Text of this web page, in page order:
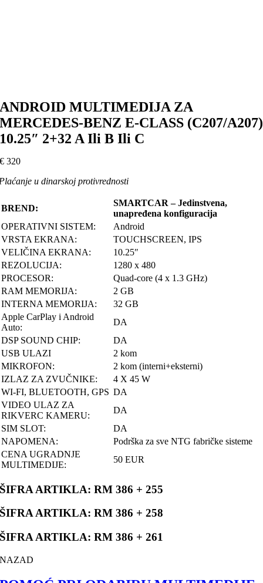
ANDROID MULTIMEDIJA ZA
MERCEDES-BENZ E-CLASS (C207/A207)
10.25″ 2+32 A Ili B Ili C
€ 320
u dinarskoj protivrednosti
BREND:
SMARTCAR – Jedinstvena,
unapređena konfiguracija
OPERATIVNI SISTEM:
Android
VRSTA EKRANA:
TOUCHSCREEN, IPS
VELIČINA EKRANA:
10.25″
REZOLUCIJA:
1280 x 480
PROCESOR:
Quad-core (4 x 1.3 GHz)
RAM MEMORIJA:
2 GB
INTERNA MEMORIJA:
32 GB
Apple CarPlay i Android
Auto:
DA
DSP SOUND CHIP:
DA
USB ULAZI
2 kom
MIKROFON:
2 kom (interni+eksterni)
IZLAZ ZA ZVUČNIKE:
4 X 45 W
WI-FI, BLUETOOTH, GPS DA
VIDEO ULAZ ZA
RIKVERC KAMERU:
DA
SIM SLOT:
DA
NAPOMENA:
Podrška za sve NTG fabričke sisteme
CENA UGRADNJE
MULTIMEDIJE:
50 EUR
ŠIFRA ARTIKLA: RM 386 + 255
ŠIFRA ARTIKLA: RM 386 + 258
ŠIFRA ARTIKLA: RM 386 + 261
NAZAD